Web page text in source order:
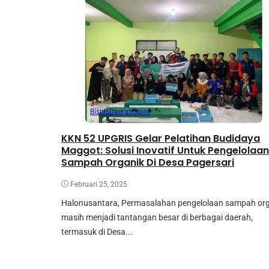
BisnisDaerahOpini
KKN 52 UPGRIS Gelar Pelatihan Budidaya
Maggot: Solusi Inovatif Untuk Pengelolaan
Sampah Organik Di Desa Pagersari
Februari 25, 2025
Halonusantara, Permasalahan pengelolaan sampah
masih menjadi tantangan besar di berbagai daerah,
termasuk di Desa...